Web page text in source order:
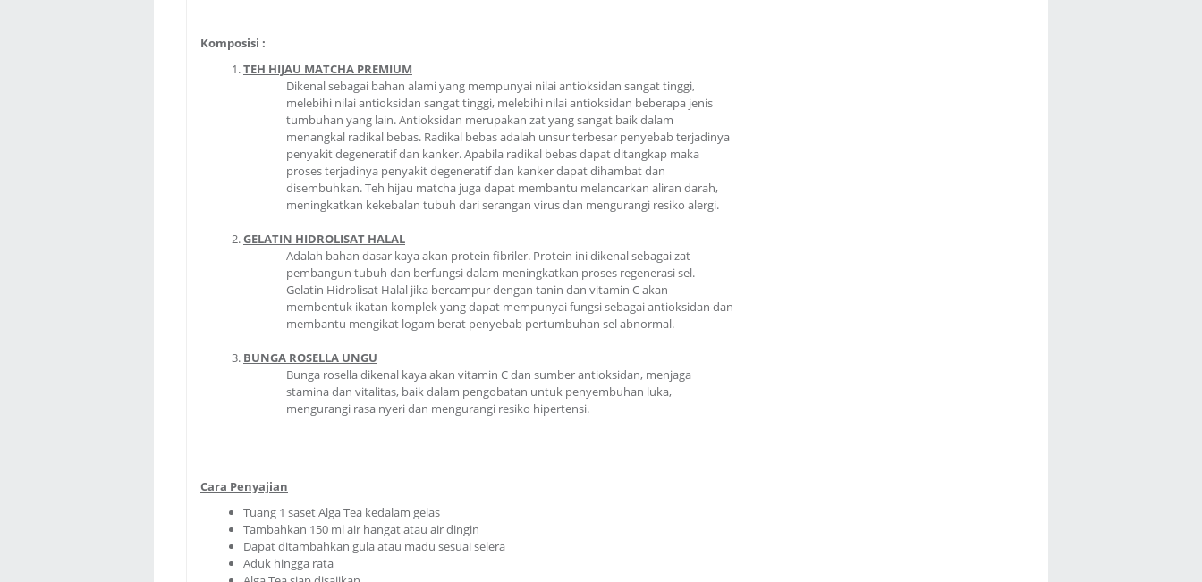
Komposisi :
TEH HIJAU MATCHA PREMIUM
Dikenal sebagai bahan alami yang mempunyai nilai antioksidan sangat tinggi,
melebihi nilai antioksidan sangat tinggi, melebihi nilai antioksidan beberapa jenis
tumbuhan yang lain. Antioksidan merupakan zat yang sangat baik dalam
menangkal radikal bebas. Radikal bebas adalah unsur terbesar penyebab terjadinya
penyakit degeneratif dan kanker. Apabila radikal bebas dapat ditangkap maka
proses terjadinya penyakit degeneratif dan kanker dapat dihambat dan
disembuhkan. Teh hijau matcha juga dapat membantu melancarkan aliran darah,
meningkatkan kekebalan tubuh dari serangan virus dan mengurangi resiko alergi.
GELATIN HIDROLISAT HALAL
Adalah bahan dasar kaya akan protein fibriler. Protein ini dikenal sebagai zat
pembangun tubuh dan berfungsi dalam meningkatkan proses regenerasi sel.
Gelatin Hidrolisat Halal jika bercampur dengan tanin dan vitamin C akan
membentuk ikatan komplek yang dapat mempunyai fungsi sebagai antioksidan dan
membantu mengikat logam berat penyebab pertumbuhan sel abnormal.
BUNGA ROSELLA UNGU
Bunga rosella dikenal kaya akan vitamin C dan sumber antioksidan, menjaga
stamina dan vitalitas, baik dalam pengobatan untuk penyembuhan luka,
mengurangi rasa nyeri dan mengurangi resiko hipertensi.
Cara Penyajian
Tuang 1 saset Alga Tea kedalam gelas
Tambahkan 150 ml air hangat atau air dingin
Dapat ditambahkan gula atau madu sesuai selera
Aduk hingga rata